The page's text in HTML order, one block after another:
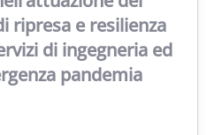
ripresa e resilienza
di ingegneria ed
pandemia